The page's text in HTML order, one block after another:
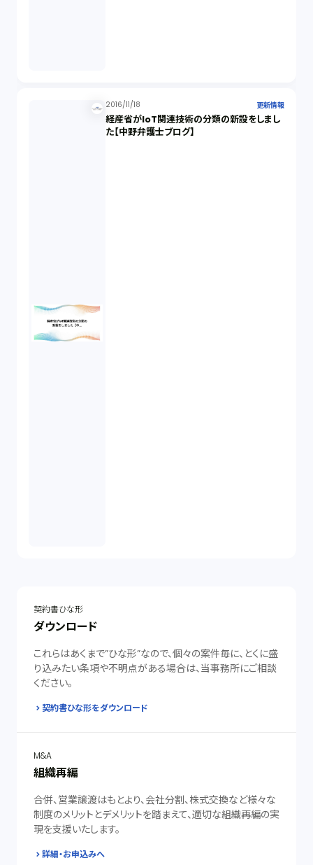
2016/11/18 更新情報
経産省がIoT関連技術の分類の新設をしまし
た【中野弁護士ブログ】
契約書ひな形
ダウンロード
これらはあくまで”ひな形”なので、個々の案件毎に、とくに盛
り込みたい条項や不明点がある場合は、当事務所にご相談
ください。
契約書ひな形をダウンロード
M&A
組織再編
合併、営業譲渡はもとより、会社分割、株式交換など様々な
制度のメリットとデメリットを踏まえて、適切な組織再編の実
現を支援いたします。
詳細・お申込みへ